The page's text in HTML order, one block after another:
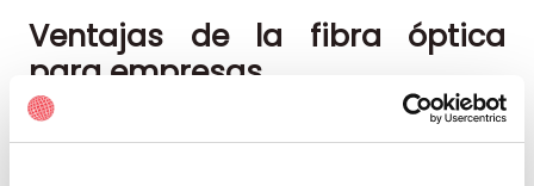
Ventajas de la fibra óptica
para empresas
Una vez que ya hemos explicado cómo saber si
me llega la fibra óptica, cabe destacar que esta